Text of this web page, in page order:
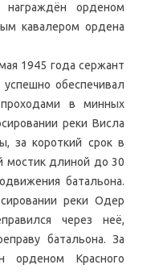
награждён орденом
кавалером ордена
1945 года сержант
обеспечивал
в минных
реки Висла
за короткий срок в
мостик длиной до 30
батальона.
реки Одер
через неё,
батальона. За
орденом Красного